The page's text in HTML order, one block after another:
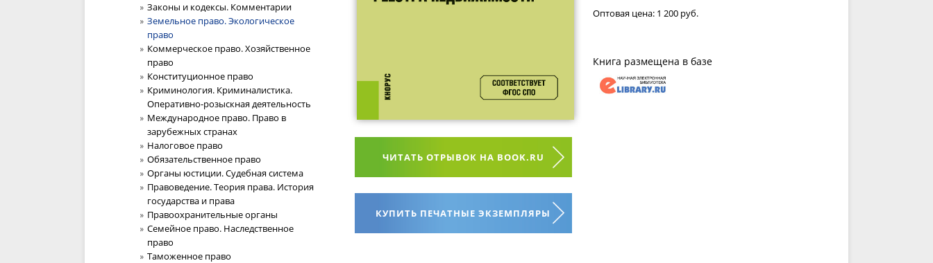
Законы и кодексы. Комментарии
Земельное право. Экологическое
право
Коммерческое право. Хозяйственное
право
Конституционное право
Криминология. Криминалистика.
Оперативно-розыскная деятельность
Международное право. Право в
зарубежных странах
Налоговое право
Обязательственное право
Органы юстиции. Судебная система
Правоведение. Теория права. История
государства и права
Правоохранительные органы
Семейное право. Наследственное
право
Таможенное право
ЧИТАТЬ ОТРЫВОК НА BOOK.RU
КУПИТЬ ПЕЧАТНЫЕ ЭКЗЕМПЛЯРЫ
Оптовая цена: 1 200 руб.
Книга размещена в базе